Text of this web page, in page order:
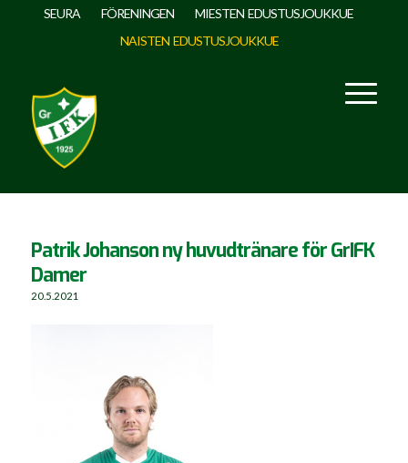
SEURA FÖRENINGEN
MIESTEN EDUSTUSJOUKKUE
NAISTEN EDUSTUSJOUKKUE
Patrik Johanson ny huvudtränare för GrIFK
Damer
20.5.2021